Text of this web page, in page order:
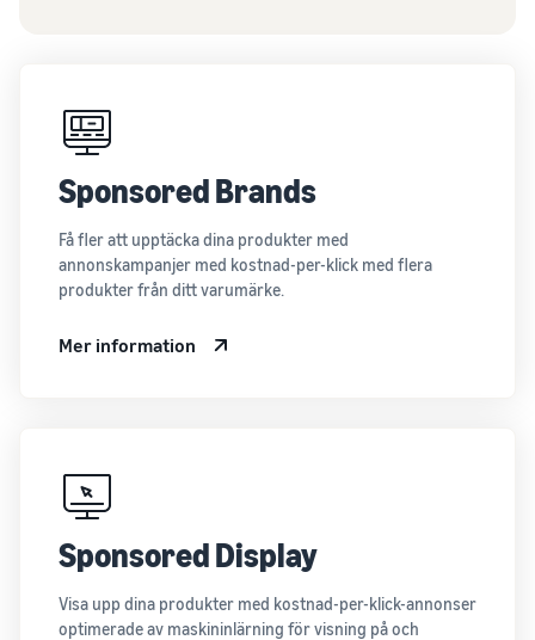
Sponsored Brands
Få fler att upptäcka dina produkter med
annonskampanjer med kostnad-per-klick med flera
produkter från ditt varumärke.
Mer information
Sponsored Display
Visa upp dina produkter med kostnad-per-klick-annonser
optimerade av maskininlärning för visning på och